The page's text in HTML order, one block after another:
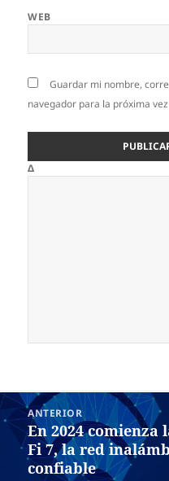
WEB
Guardar mi nombre,
navegador para la próxima
Δ
Navegación
de
entradas
ANTERIOR
Entrada
anterior:
En 2024 comienza
Fi 7, la red
confiable